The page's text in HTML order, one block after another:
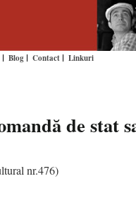
Blog Contact Linkuri
de stat
nr.476)